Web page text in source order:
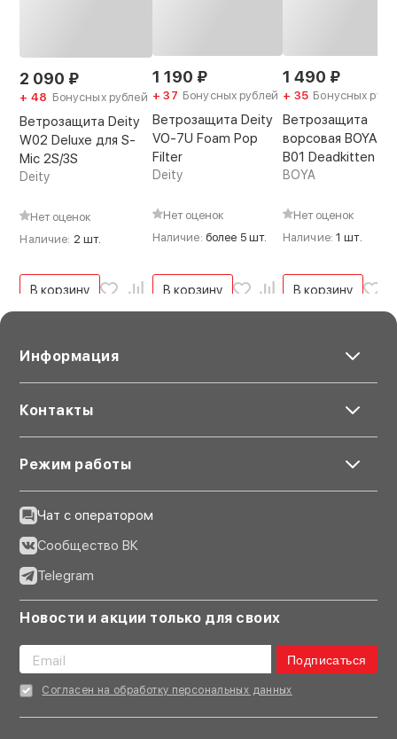
2 090 ₽
+ 48 Бонусных рублей
Ветрозащита Deity
W02 Deluxe для S-
Mic 2S/3S
Deity
Нет оценок
Наличие: 2 шт.
В корзину
1 190 ₽
+ 37 Бонусных рублей
Ветрозащита Deity
VO-7U Foam Pop
Filter
Deity
Нет оценок
Наличие: более 5 шт.
В корзину
1 490 ₽
+ 35 Бонусных
Ветрозащита
ворсовая BOYA
B01 Deadkitten
BOYA
Нет оценок
Наличие:1 шт.
В корзину
Информация
Контакты
Режим работы
Чат с оператором
Сообщество ВК
Telegram
Новости и акции только для своих
Подписаться
Согласен на обработку персональных данных